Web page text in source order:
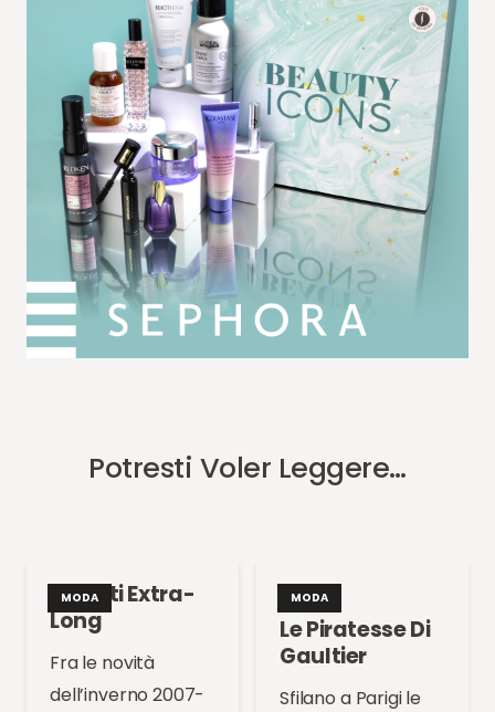
Potresti Voler Leggere…
MODA
Guanti Extra-
Long
Fra le novità
dell’inverno 2007-
MODA
Le Piratesse Di
Gaultier
Sfilano a Parigi le